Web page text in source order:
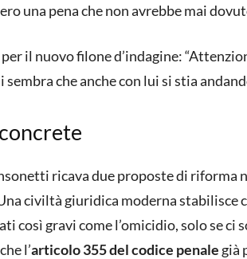
una pena che non avrebbe mai
il nuovo filone d’indagine:
sembra che anche con lui si stia
ricava due proposte di riforma
civiltà giuridica moderna stabilisce
così gravi come l’omicidio, solo se ci
l’articolo 355 del codice penale già